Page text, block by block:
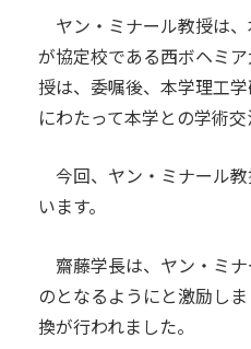
ヤン・ミナール教授は、
が協定校である西ボヘミ
授は、委嘱後、本学理工
にわたって本学との学術交
今回、ヤン・ミナール
います。
齋藤学長は、ヤン・ミ
のとなるようにと激励し
換が行われました。